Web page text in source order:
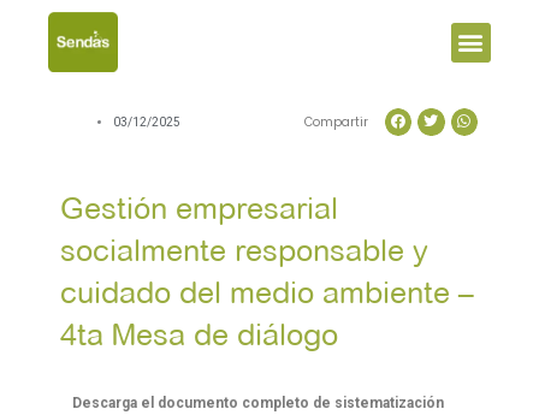
Menu
03/12/2025 Compartir
Gestión empresarial
socialmente responsable y
cuidado del medio ambiente –
4ta Mesa de diálogo
Descarga el documento completo de sistematización